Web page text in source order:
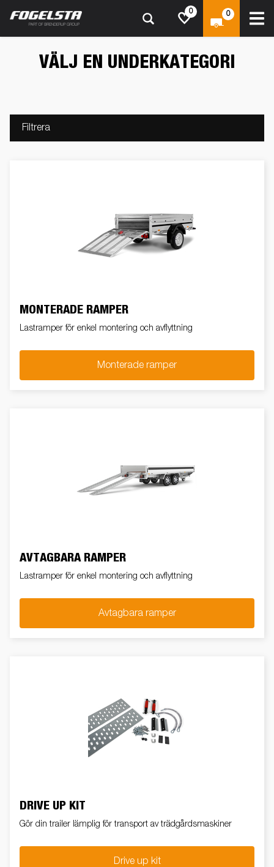
0 0
VÄLJ EN UNDERKATEGORI
Filtrera
MONTERADE RAMPER
Lastramper för enkel montering och avflyttning
Monterade ramper
AVTAGBARA RAMPER
Lastramper för enkel montering och avflyttning
Avtagbara ramper
DRIVE UP KIT
Gör din trailer lämplig för transport av trädgårdsmaskiner
Drive up kit